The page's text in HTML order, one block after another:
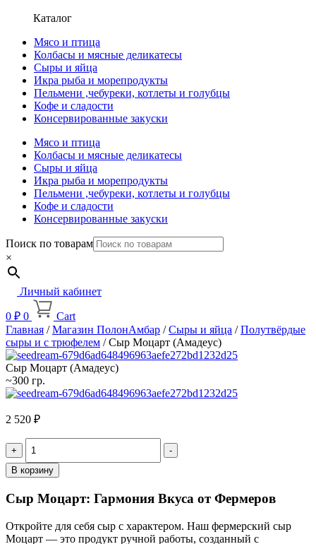
Каталог
Мясо и птица
Колбасы и мясные деликатесы
Сыры и яйца
Икра рыба и морепродукты
Пельмени ,чебуреки, котлеты и голубцы
Кофе и сладости
Консервированные закуски
Мясо и птица
Колбасы и мясные деликатесы
Сыры и яйца
Икра рыба и морепродукты
Пельмени ,чебуреки, котлеты и голубцы
Кофе и сладости
Консервированные закуски
Поиск по товарам
×
Личный кабинет
0 ₽ 0
Cart
Главная /Магазин ПолонАмбар /Сыры и яйца /Полутвёрдые
сыры и с трюфелем / Сыр Моцарт (Амадеус)
Сыр Моцарт (Амадеус)
~300 гр.
2 520 ₽
Quantity
В корзину
Сыр Моцарт: Гармония Вкуса от Фермеров
Откройте для себя сыр с характером. Наш фермерский сыр
Моцарт — это продукт ручной работы, созданный с